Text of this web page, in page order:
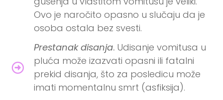
Ovo je naročito opasno u slučaju da je
osoba ostala bez svesti.
Prestanak disanja.Udisanje vomitusa u
pluća može izazvati opasni ili fatalni
prekid disanja, što za posledicu može
imati momentalnu smrt (asfiksija).